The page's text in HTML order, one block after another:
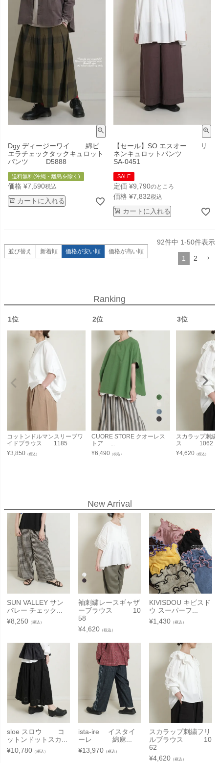
Dgy ディージーワイ 綿ビ
エラチェックタックキュロット
パンツ D5888
送料無料(沖縄・離島を除く)
価格 ¥7,590税込
カートに入れる
【セール】SO エスオー リ
ネンキュロットパンツ
SA-0451
SALE
定価 ¥9,790のところ
価格 ¥7,832税込
カートに入れる
並び替え 新着順 価格が安い順 価格が高い順
92件中 1-50件表示
1 2
Ranking
1位
コットンドルマンスリーブワ
イドブラウス 1185
¥3,850 （税込）
2位
CUORE STORE クオーレス
トア ...
¥6,490 （税込）
3位
スカラップ刺
ス 1062
¥4,620 （税込）
New Arrival
SUN VALLEY サン
バレー チェック...
¥8,250 （税込）
袖刺繍レースギャザ
ーブラウス 10
58
¥4,620（税込）
KIVISDOU キビスド
ウ スーパーフ...
¥1,430 （税込）
sloe スロウ コ
ットンドットスカ...
¥10,780 （税込）
ista-ire イスタイ
ーレ 綿麻...
¥13,970（税込）
スカラップ刺繍フリ
ルブラウス 10
62
¥4,620 （税込）